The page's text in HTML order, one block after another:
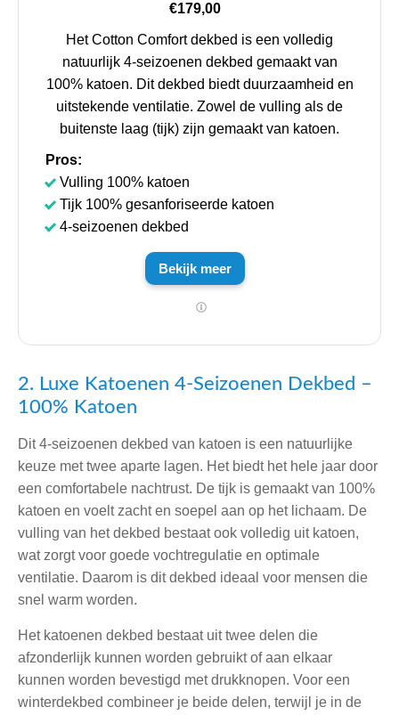
€179,00
Het Cotton Comfort dekbed is een volledig
natuurlijk 4-seizoenen dekbed gemaakt van
100% katoen. Dit dekbed biedt duurzaamheid en
uitstekende ventilatie. Zowel de vulling als de
buitenste laag (tijk) zijn gemaakt van katoen.
Pros:
Vulling 100% katoen
Tijk 100% gesanforiseerde katoen
4-seizoenen dekbed
Bekijk meer
2. Luxe Katoenen 4-Seizoenen Dekbed –
100% Katoen
Dit 4-seizoenen dekbed van katoen is een natuurlijke
keuze met twee aparte lagen. Het biedt het hele jaar door
een comfortabele nachtrust. De tijk is gemaakt van 100%
katoen en voelt zacht en soepel aan op het lichaam. De
vulling van het dekbed bestaat ook volledig uit katoen,
wat zorgt voor goede vochtregulatie en optimale
ventilatie. Daarom is dit dekbed ideaal voor mensen die
snel warm worden.
Het katoenen dekbed bestaat uit twee delen die
afzonderlijk kunnen worden gebruikt of aan elkaar
kunnen worden bevestigd met drukknopen. Voor een
winterdekbed combineer je beide delen, terwijl je in de